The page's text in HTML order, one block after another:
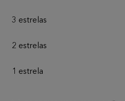
3 estrelas
2 estrelas
1 estrela